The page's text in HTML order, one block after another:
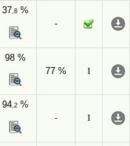
37,8 %
-
98 %
77 %
I
94,2 %
-
I